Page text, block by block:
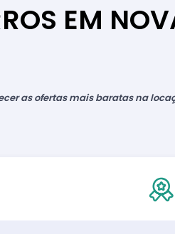
EM
as ofertas mais baratas na